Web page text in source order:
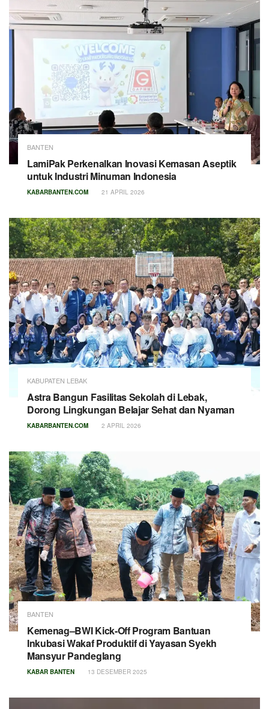
BANTEN
LamiPak Perkenalkan Inovasi Kemasan Aseptik
untuk Industri Minuman Indonesia
KABARBANTEN.COM 21 APRIL 2026
KABUPATEN LEBAK
Astra Bangun Fasilitas Sekolah di Lebak,
Dorong Lingkungan Belajar Sehat dan Nyaman
KABARBANTEN.COM 2 APRIL 2026
BANTEN
Kemenag–BWI Kick-Off Program Bantuan
Inkubasi Wakaf Produktif di Yayasan Syekh
Mansyur Pandeglang
KABAR BANTEN 13 DESEMBER 2025